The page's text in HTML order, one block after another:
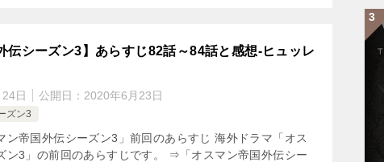
伝シーズン3】あらすじ82話～84話と感想-ヒュッレ
日 公開日： 2020年6月23日
ズン3
ン帝国外伝シーズン3」前回のあらすじ 海外ドラマ「オス
ン3」の前回のあらすじです。 ⇒「オスマン帝国外伝シー